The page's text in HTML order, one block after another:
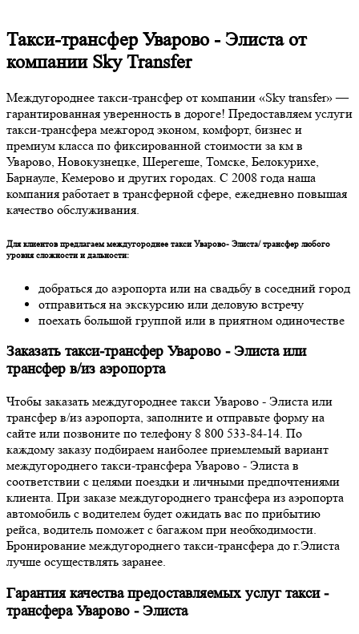
Такси-трансфер Уварово - Элиста от
компании Sky Transfer
Междугороднее такси-трансфер от компании «Sky transfer» —
гарантированная уверенность в дороге! Предоставляем услуги
такси-трансфера межгород эконом, комфорт, бизнес и
премиум класса по фиксированной стоимости за км в
Уварово, Новокузнецке, Шерегеше, Томске, Белокурихе,
Барнауле, Кемерово и других городах. С 2008 года наша
компания работает в трансферной сфере, ежедневно повышая
качество обслуживания.
Для клиентов предлагаем междугороднее такси Уварово- Элиста/ трансфер любого
уровня сложности и дальности:
добраться до аэропорта или на свадьбу в соседний город
отправиться на экскурсию или деловую встречу
поехать большой группой или в приятном одиночестве
Заказать такси-трансфер Уварово - Элиста или
трансфер в/из аэропорта
Чтобы заказать междугороднее такси Уварово - Элиста или
трансфер в/из аэропорта, заполните и отправьте форму на
сайте или позвоните по телефону 8 800 533-84-14. По
каждому заказу подбираем наиболее приемлемый вариант
междугороднего такси-трансфера Уварово - Элиста в
соответствии с целями поездки и личными предпочтениями
клиента. При заказе междугороднего трансфера из аэропорта
автомобиль с водителем будет ожидать вас по прибытию
рейса, водитель поможет с багажом при необходимости.
Бронирование междугороднего такси-трансфера до г.Элиста
лучше осуществлять заранее.
Гарантия качества предоставляемых услуг такси -
трансфера Уварово - Элиста